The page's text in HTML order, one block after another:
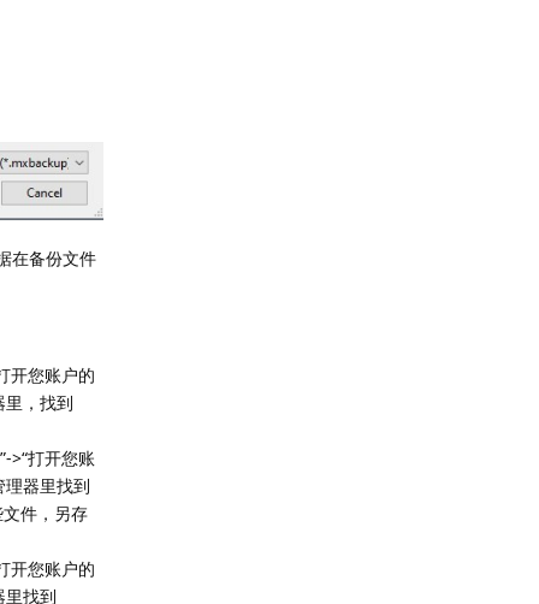
在备份文件
开您账户的
，找到
>“打开您账
器里找到
件，另存
开您账户的
找到